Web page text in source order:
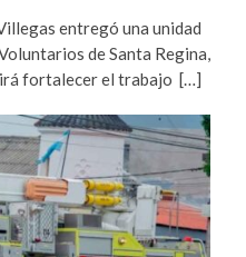
entregó una unidad
de Santa Regina,
fortalecer el trabajo […]